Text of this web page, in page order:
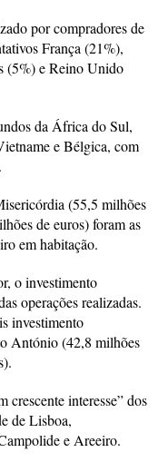
por compradores de
França (21%),
(5%) e Reino Unido
da África do Sul,
e Bélgica, com
(55,5 milhões
de euros) foram as
em habitação.
o investimento
operações realizadas.
investimento
António (42,8 milhões
interesse” dos
de Lisboa,
e Areeiro.